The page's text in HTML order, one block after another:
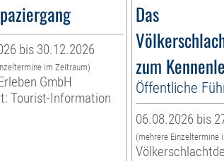
bis 30.12.2026
im Zeitraum)
GmbH
Tourist-Information
Das
zum
Öffentliche
06.08.2026 bis
(mehrere Einzeltermine